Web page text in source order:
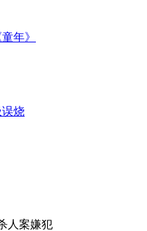
年》
误烧
人案嫌犯